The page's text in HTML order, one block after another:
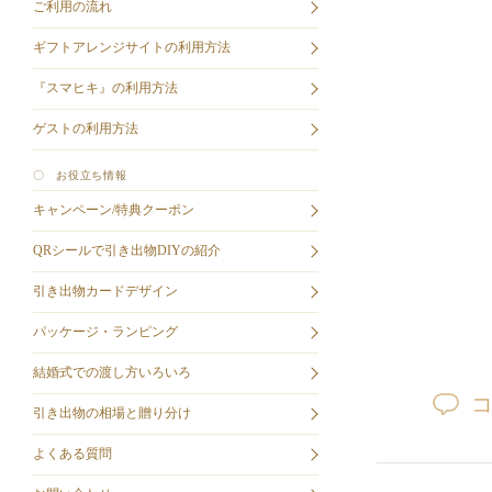
ご利用の流れ
ギフトアレンジサイトの利用方法
『スマヒキ』の利用方法
ゲストの利用方法
〇 お役立ち情報
キャンペーン/特典クーポン
QRシールで引き出物DIYの紹介
引き出物カードデザイン
パッケージ・ランピング
結婚式での渡し方いろいろ
引き出物の相場と贈り分け
よくある質問